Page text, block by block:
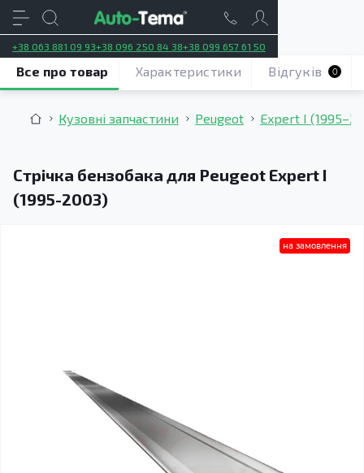
+38 063 881 09 93+38 096 250 84 38+38 099 657 61 50
Кузовні запчастини Peugeot Expert I
Стрічка бензобака для Peugeot Expert I
(1995-2003)
Все про товар Характеристики Відгуків 0
на замовлення